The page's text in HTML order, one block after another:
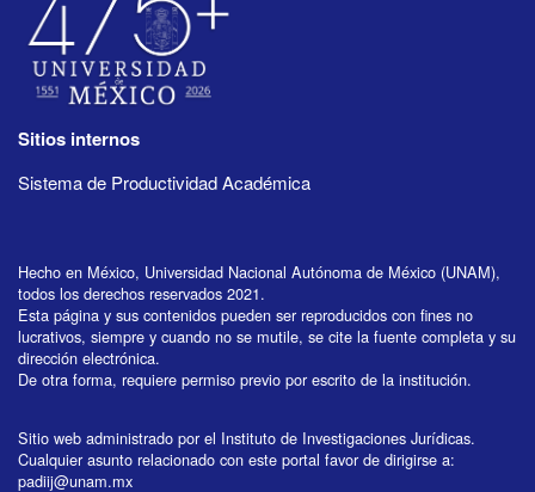
Sitios internos
Sistema de Productividad Académica
Hecho en México, Universidad Nacional Autónoma de México (UNAM),
todos los derechos reservados 2021.
Esta página y sus contenidos pueden ser reproducidos con fines no
lucrativos, siempre y cuando no se mutile, se cite la fuente completa y su
dirección electrónica.
De otra forma, requiere permiso previo por escrito de la institución.
Sitio web administrado por el Instituto de Investigaciones Jurídicas.
Cualquier asunto relacionado con este portal favor de dirigirse a:
padiij@unam.mx